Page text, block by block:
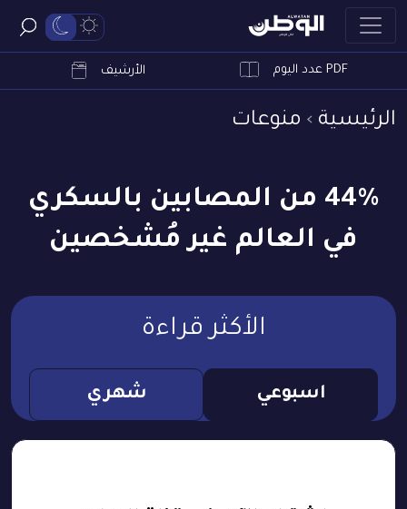
PDF عدد اليوم الأرشيف
الرئيسية منوعات
44% من المصابين بالسكري
في العالم غير مُشخصين
الأكثر قراءة
اسبوعي شهري